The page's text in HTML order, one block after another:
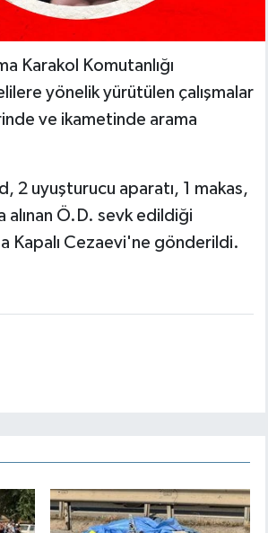
Karakol Komutanlığı
yönelik yürütülen çalışmalar
ve ikametinde arama
2 uyuşturucu aparatı, 1 makas,
Ö.D. sevk edildiği
Kapalı Cezaevi'ne gönderildi.